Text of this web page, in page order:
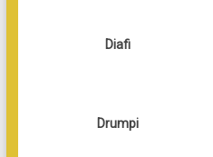
Diafi
Drumpi